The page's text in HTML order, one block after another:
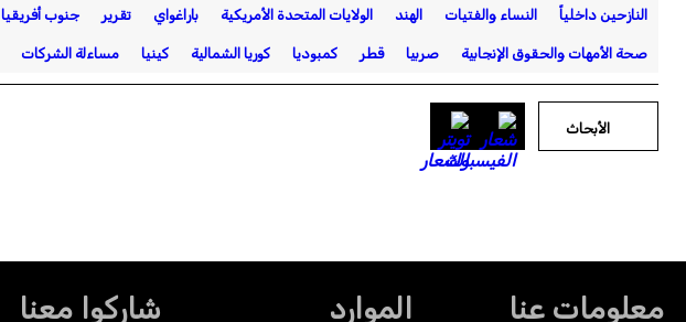
النازحين داخلياً النساء والفتيات الهند الولايات المتحدة الأمريكية باراغواي تقرير جنوب أفريقيا
صحة الأمهات والحقوق الإنجابية صربيا قطر كمبوديا كوريا الشمالية كينيا مساءلة الشركات
الأبحاث
معلومات عنا الموارد شاركوا معنا